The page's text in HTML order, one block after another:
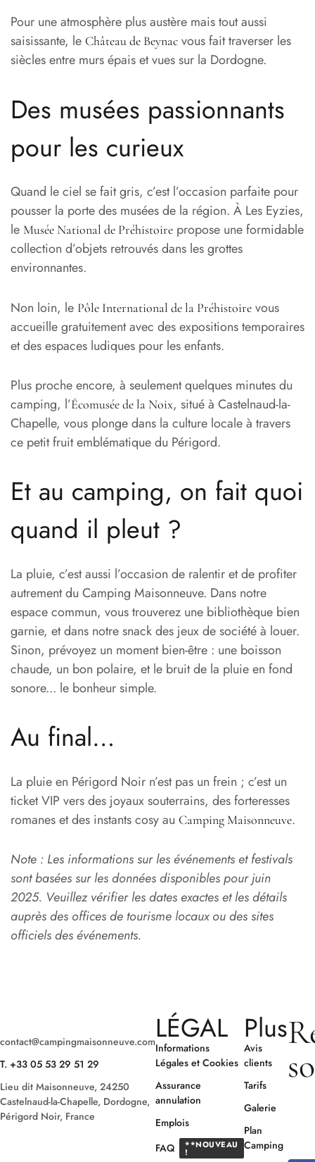
Pour une atmosphère plus austère mais tout aussi
saisissante, le Château de Beynac vous fait traverser les
siècles entre murs épais et vues sur la Dordogne.
Des musées passionnants
pour les curieux
Quand le ciel se fait gris, c’est l’occasion parfaite pour
pousser la porte des musées de la région. À Les Eyzies,
le Musée National de Préhistoire propose une formidable
collection d’objets retrouvés dans les grottes
environnantes.
Non loin, le Pôle International de la Préhistoire vous
accueille gratuitement avec des expositions temporaires
et des espaces ludiques pour les enfants.
Plus proche encore, à seulement quelques minutes du
camping, l’Écomusée de la Noix, situé à Castelnaud-la-
Chapelle, vous plonge dans la culture locale à travers
ce petit fruit emblématique du Périgord.
Et au camping, on fait quoi
quand il pleut ?
La pluie, c’est aussi l’occasion de ralentir et de profiter
autrement du Camping Maisonneuve. Dans notre
espace commun, vous trouverez une bibliothèque bien
garnie, et dans notre snack des jeux de société à louer.
Sinon, prévoyez un moment bien-être : une boisson
chaude, un bon polaire, et le bruit de la pluie en fond
sonore... le bonheur simple.
Au final…
La pluie en Périgord Noir n’est pas un frein ; c’est un
ticket VIP vers des joyaux souterrains, des forteresses
romanes et des instants cosy au Camping Maisonneuve.
Note : Les informations sur les événements et festivals
sont basées sur les données disponibles pour juin
2025. Veuillez vérifier les dates exactes et les détails
auprès des offices de tourisme locaux ou des sites
officiels des événements.
contact@campingmaisonneuve.com
T. +33 05 53 29 51 29
Lieu dit Maisonneuve, 24250
Castelnaud-la-Chapelle, Dordogne,
Périgord Noir, France
LÉGAL
Informations
Légales et Cookies
Assurance
annulation
Emplois
FAQ
**NOUVEAU
!
Plus
Avis
clients
Tarifs
Galerie
Plan
Camping